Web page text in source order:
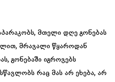
მთელი დღე გონებას
მრავალი წყაროდან
გონებაში იგროვებს
რაც მას არ ეხება, არ